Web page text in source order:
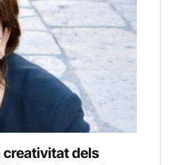
creativitat dels